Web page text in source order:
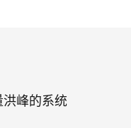
峰的系统